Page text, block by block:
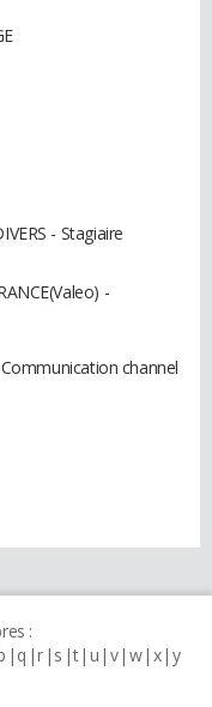
- Stagiaire
-
channel
:
q r s t u v w x y